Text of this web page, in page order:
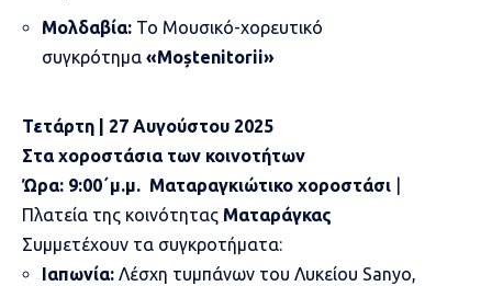
Μολδαβία: Το Μουσικό-χορευτικό
συγκρότημα «Moștenitorii»
Τετάρτη | 27 Αυγούστου 2025
Στα χοροστάσια των κοινοτήτων
Ώρα: 9:00΄μ.μ. Ματαραγκιώτικο χοροστάσι
Πλατεία της κοινότητας Ματαράγκας
Συμμετέχουν τα συγκροτήματα:
Ιαπωνία: Λέσχη τυμπάνων του Λυκείου Sanyo,